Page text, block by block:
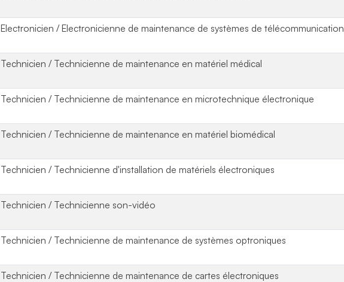
Electronicien / Electronicienne de maintenance de systèmes de télécommunication
Technicien / Technicienne de maintenance en matériel médical
Technicien / Technicienne de maintenance en microtechnique électronique
Technicien / Technicienne de maintenance en matériel biomédical
Technicien / Technicienne d'installation de matériels électroniques
Technicien / Technicienne son-vidéo
Technicien / Technicienne de maintenance de systèmes optroniques
Technicien / Technicienne de maintenance de cartes électroniques